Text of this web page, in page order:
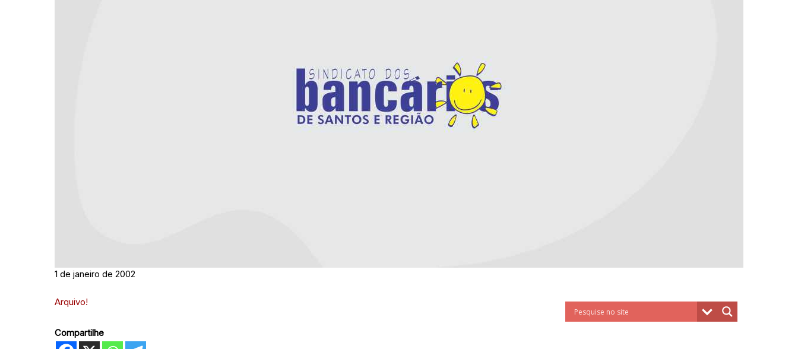
1 de janeiro de 2002
Arquivo!
Compartilhe